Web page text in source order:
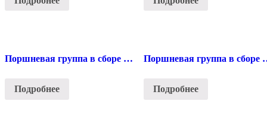
Поршневая группа в сборе для пилы Stihl 361/341
Подробнее
Поршневая
Подробнее